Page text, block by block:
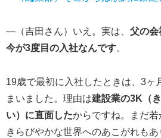
―（吉田さん）いえ。実は、 父の会
今が3度目の入社なんです。
19歳で最初に入社したときは、3ヶ
まいました。理由は建設業の3K（
い）に直面したからですね。まだ若
きらびやかな世界へのあこがれも